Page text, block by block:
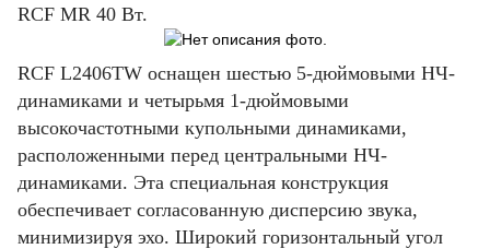
RCF MR 40 Вт.
RCF L2406TW оснащен шестью 5-дюймовыми НЧ-
динамиками и четырьмя 1-дюймовыми
высокочастотными купольными динамиками,
расположенными перед центральными НЧ-
динамиками. Эта специальная конструкция
обеспечивает согласованную дисперсию звука,
минимизируя эхо. Широкий горизонтальный угол